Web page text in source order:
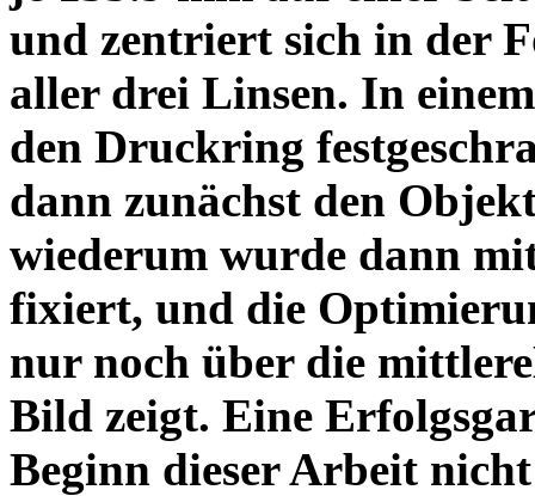
und zentriert sich in der
aller drei Linsen. In
den Druckring
dann zunächst den
wiederum wurde dann
fixiert, und die
nur noch über die
Bild zeigt. Eine
Beginn dieser Arbeit